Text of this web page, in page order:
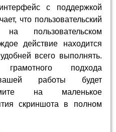
с поддержкой
что пользовательский
пользовательском
действие находится
всего выполнять.
подхода
вашей работы будет
на маленькое
скриншота в полном